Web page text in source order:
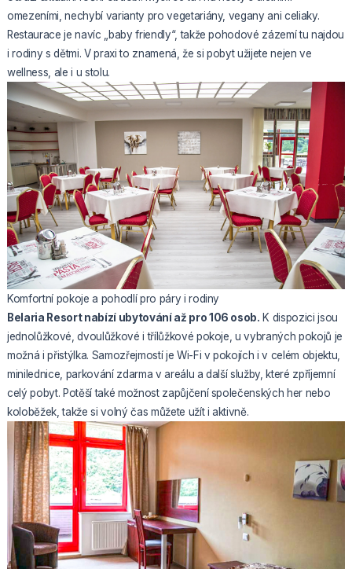
omezeními, nechybí varianty pro vegetariány, vegany ani celiaky.
Restaurace je navíc „baby friendly“, takže pohodové zázemí tu najdou
i rodiny s dětmi. V praxi to znamená, že si pobyt užijete nejen ve
wellness, ale i u stolu.
Komfortní pokoje a pohodlí pro páry i rodiny
Belaria Resort nabízí ubytování až pro 106 osob. K dispozici jsou
jednolůžkové, dvoulůžkové i třílůžkové pokoje, u vybraných pokojů je
možná i přistýlka. Samozřejmostí je Wi-Fi v pokojích i v celém objektu,
minilednice, parkování zdarma v areálu a další služby, které zpříjemní
celý pobyt. Potěší také možnost zapůjčení společenských her nebo
koloběžek, takže si volný čas můžete užít i aktivně.